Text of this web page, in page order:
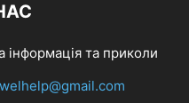
інформація та приколи